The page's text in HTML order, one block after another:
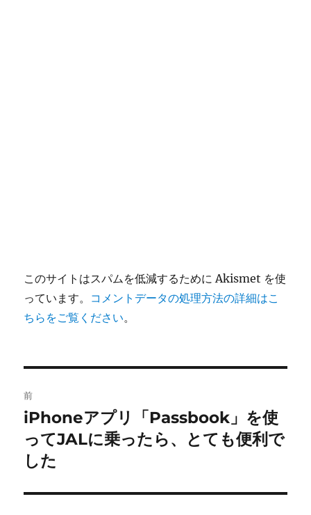
このサイトはスパムを低減するために Akismet を使
っています。 コメントデータの処理方法の詳細はこ
ちらをご覧ください。
稿
ナ
ビ
ゲ
前
前
の
投
iPhoneアプリ「Passbook」を使
ってJALに乗ったら、とても便利で
した